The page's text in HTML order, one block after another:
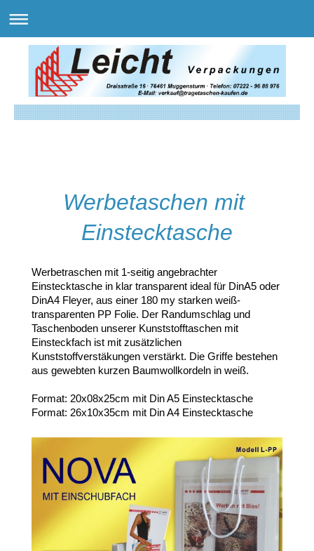
Werbetaschen mit
Einstecktasche
Werbetraschen mit 1-seitig angebrachter
Einstecktasche in klar transparent ideal für DinA5 oder
DinA4 Fleyer, aus einer 180 my starken weiß-
transparenten PP Folie. Der Randumschlag und
Taschenboden unserer Kunststofftaschen mit
Einsteckfach ist mit zusätzlichen
Kunststoffverstäkungen verstärkt. Die Griffe bestehen
aus gewebten kurzen Baumwollkordeln in weiß.
Format: 20x08x25cm mit Din A5 Einstecktasche
Format: 26x10x35cm mit Din A4 Einstecktasche